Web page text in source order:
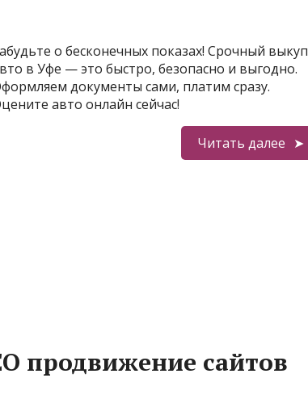
о бесконечных показах! Срочный выкуп
в Уфе — это быстро, безопасно и выгодно.
документы сами, платим сразу.
авто онлайн сейчас!
Читать далее
продвижение сайтов